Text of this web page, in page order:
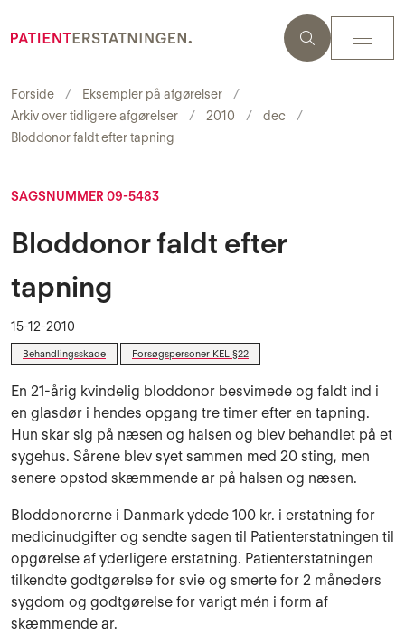
Forside
Eksempler på afgørelser
Arkiv over tidligere afgørelser
2010
dec
Bloddonor faldt efter tapning
SAGSNUMMER 09-5483
Bloddonor faldt efter
tapning
15-12-2010
Behandlingsskade Forsøgspersoner KEL §22
En 21-årig kvindelig bloddonor besvimede og faldt ind i
en glasdør i hendes opgang tre timer efter en tapning.
Hun skar sig på næsen og halsen og blev behandlet på et
sygehus. Sårene blev syet sammen med 20 sting, men
senere opstod skæmmende ar på halsen og næsen.
Bloddonorerne i Danmark ydede 100 kr. i erstatning for
medicinudgifter og sendte sagen til Patienterstatningen til
opgørelse af yderligere erstatning. Patienterstatningen
tilkendte godtgørelse for svie og smerte for 2 måneders
sygdom og godtgørelse for varigt mén i form af
skæmmende ar.